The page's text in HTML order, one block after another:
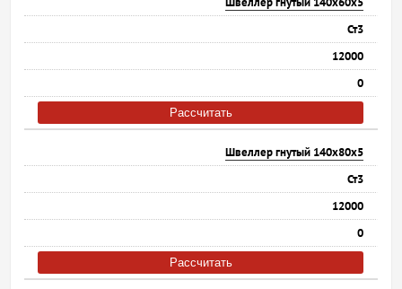
Ст3
12000
0
Рассчитать
Швеллер гнутый 140х80х5
Ст3
12000
0
Рассчитать